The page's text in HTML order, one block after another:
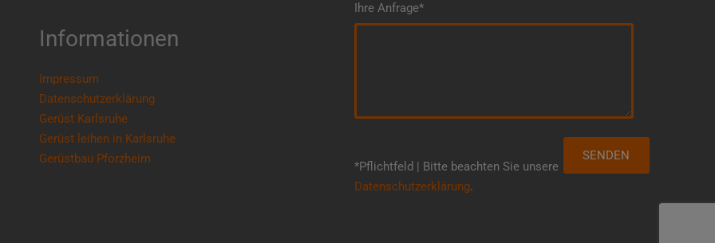
Informationen
Impressum
Datenschutzerklärung
Gerüst Karlsruhe
Gerüst leihen in Karlsruhe
Gerüstbau Pforzheim
Ihre Anfrage*
*Pflichtfeld | Bitte beachten Sie unsere
Datenschutzerklärung.